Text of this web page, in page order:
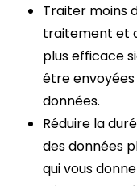
Traiter moins
traitement et
plus efficace
être
données.
Réduire la
des données
qui vous